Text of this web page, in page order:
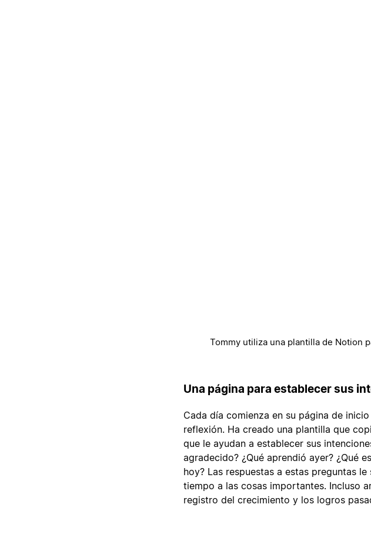
Tommy utiliza una plantilla de Notion
Una página para establecer sus
Cada día comienza en su página de
reflexión. Ha creado una plantilla que
que le ayudan a establecer sus
agradecido? ¿Qué aprendió ayer? ¿Qué
hoy? Las respuestas a estas preguntas
tiempo a las cosas importantes. Incluso
registro del crecimiento y los logros